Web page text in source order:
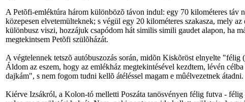
A Petõfi-emléktúra három különbözõ távon indul: egy 70 kilométeres táv
közepesen elvetemülteknek; s végül egy 20 kilométeres szakasza, mely
különbusz viszi, hozzájuk csapódom hát similis simili gaudet alapon, ha
megtekintsem Petõfi szülõházát.
A végtelennek tetszõ autóbuszozás során, midõn Kiskõröst elnyelte "félig
Áldom az eszem, hogy az emlékház megtekintésével kezdtem, lévén
dajkám", s nem fogom tudni kellõ átéléssel magam e mûélvezetnek átadni.
Kiérve Izsákról, a Kolon-tó melletti Poszáta tanösvényen félig futva -